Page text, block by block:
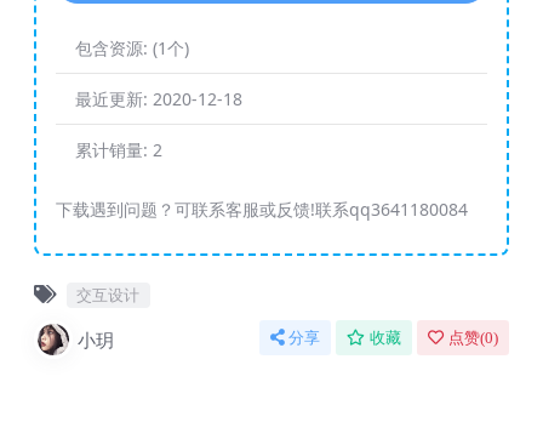
包含资源: (1个)
最近更新: 2020-12-18
累计销量: 2
下载遇到问题？可联系客服或反馈!联系qq3641180084
交互设计
小玥 分享 收藏 点赞(0)